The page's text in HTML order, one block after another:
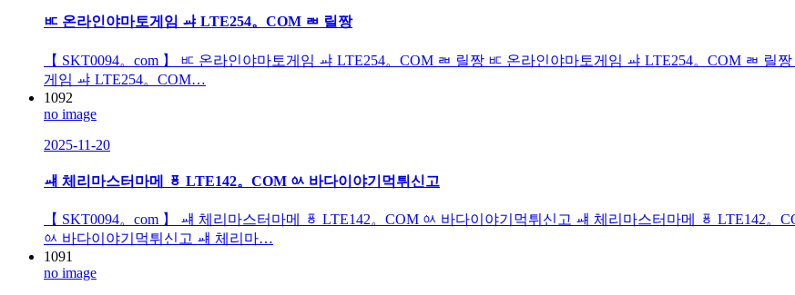
ㅳ 온라인야마토게임 ㆇ LTE254。COM ㄼ 릴짱
【 SKT0094。com 】 ㅳ 온라인야마토게임 ㆇ LTE254。COM ㄼ 릴짱 ㅳ 온라인야마토게임 ㆇ LTE254。COM ㄼ 릴
게임 ㆇ LTE254。COM…
1092
no image
2025-11-20
ㆈ 체리마스터마메 ㆄ LTE142。COM ㆂ 바다이야기먹튀신고
【 SKT0094。com 】 ㆈ 체리마스터마메 ㆄ LTE142。COM ㆂ 바다이야기먹튀신고 ㆈ 체리마스터마메 ㆄ LTE142
ㆂ 바다이야기먹튀신고 ㆈ 체리마…
1091
no image